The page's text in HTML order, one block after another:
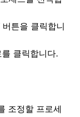
버튼을 클릭합니
클릭합니다.
조정할 프로세